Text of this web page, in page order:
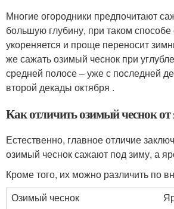
Многие огородники предпочитают
большую глубину, при таком
укореняется и проще переносит
же сажать озимый чеснок при
средней полосе – уже с последней
второй декады октября .
Как отличить озимый чеснок от
Естественно, главное отличие
озимый чеснок сажают под зиму, а
Кроме того, их можно различить по
Озимый чеснок